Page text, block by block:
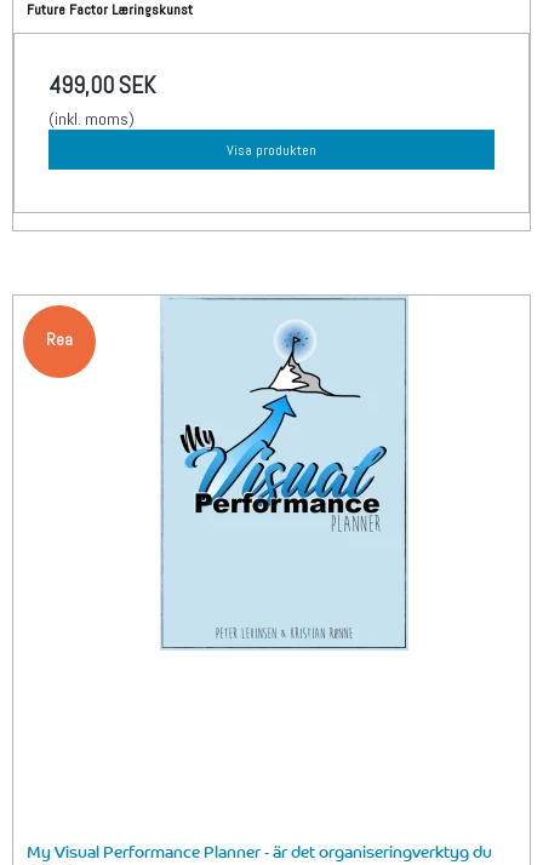
Future Factor Læringskunst
499,00 SEK
(inkl. moms)
Visa produkten
Rea
My Visual Performance Planner - är det organiseringverktyg du